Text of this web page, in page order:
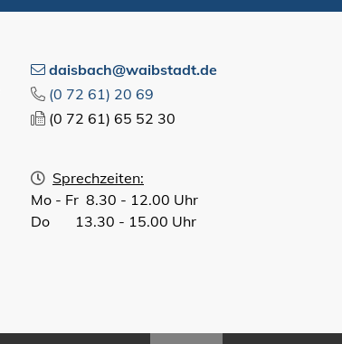
daisbach@waibstadt.de
(0 72 61) 20 69
(0 72 61) 65 52 30
Sprechzeiten:
Mo - Fr 8.30 - 12.00 Uhr
Do 13.30 - 15.00 Uhr